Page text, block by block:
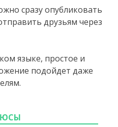
сразу опубликовать
друзьям через
языке, простое и
подойдет даже